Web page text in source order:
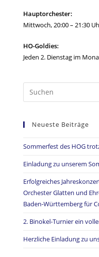
Hauptorchester:
Mittwoch, 20:00 – 21:30
HO-Goldies:
Jeden 2. Dienstag im
Neueste Beiträge
Sommerfest des HOG
Einladung zu unserem
Erfolgreiches
Orchester Glatten und
Baden-Württemberg für
2. Binokel-Turnier ein
Herzliche Einladung zu